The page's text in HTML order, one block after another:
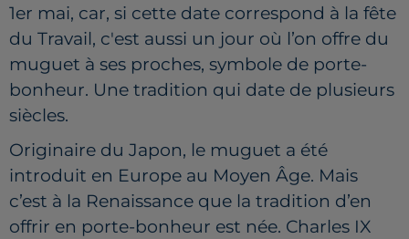
1er mai, car, si cette date correspond à la fête
du Travail, c'est aussi un jour où l’on offre du
muguet à ses proches, symbole de porte-
bonheur. Une tradition qui date de plusieurs
siècles.
Originaire du Japon, le muguet a été
introduit en Europe au Moyen Âge. Mais
c’est à la Renaissance que la tradition d’en
offrir en porte-bonheur est née. Charles IX